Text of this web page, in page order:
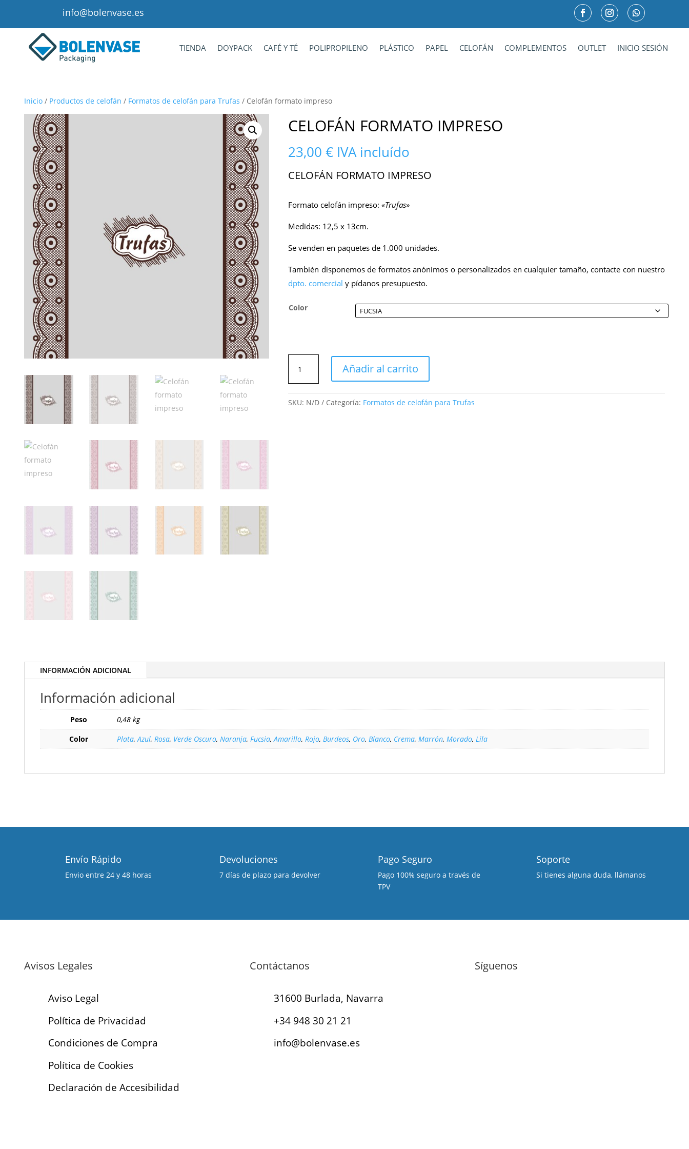
info@bolenvase.es
TIENDA DOYPACK CAFÉ Y TÉ POLIPROPILENO PLÁSTICO PAPEL CELOFÁN COMPLEMENTOS OUTLET INICIO SESIÓN
Inicio / Productos de celofán / Formatos de celofán para Trufas / Celofán formato impreso
CELOFÁN FORMATO IMPRESO
23,00 € IVA incluído
CELOFÁN FORMATO IMPRESO
Formato celofán impreso: «Trufas»
Medidas: 12,5 x 13cm.
Se venden en paquetes de 1.000 unidades.
También disponemos de formatos anónimos o personalizados en cualquier tamaño, contacte con nuestro
dpto. comercial y pídanos presupuesto.
Color
formato
impreso
cantidad
Añadir al carrito
SKU: N/D Categoría: Formatos de celofán para Trufas
INFORMACIÓN ADICIONAL
Información adicional
Peso
0,48 kg
Color
Plata,Azul, Rosa, Verde Oscuro, Naranja, Fucsia,Amarillo, Rojo, Burdeos, Oro, Blanco, Crema, Marrón, Morado, Lila
Envío Rápido
Envio entre 24 y 48 horas
Devoluciones
7 días de plazo para devolver
Pago Seguro
Pago 100% seguro a través de
TPV
Soporte
Si tienes alguna duda, llámanos
Avisos Legales
Aviso Legal
Política de Privacidad
Condiciones de Compra
Política de Cookies
Declaración de Accesibilidad
Contáctanos
31600 Burlada, Navarra
+34 948 30 21 21
info@bolenvase.es
Síguenos